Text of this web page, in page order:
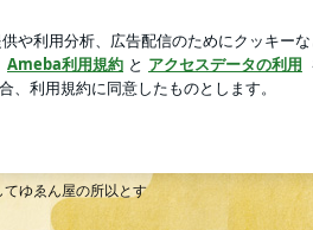
ゆゑん屋の所以とす